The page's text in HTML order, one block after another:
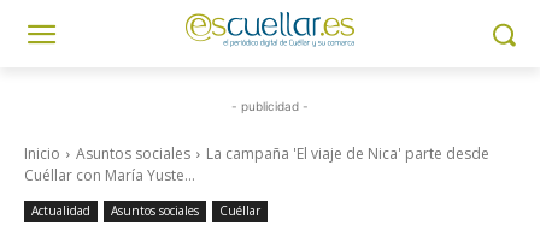
- publicidad -
Inicio Asuntos sociales
La campaña 'El viaje de Nica' parte desde
Cuéllar con María Yuste...
Actualidad Asuntos sociales Cuéllar